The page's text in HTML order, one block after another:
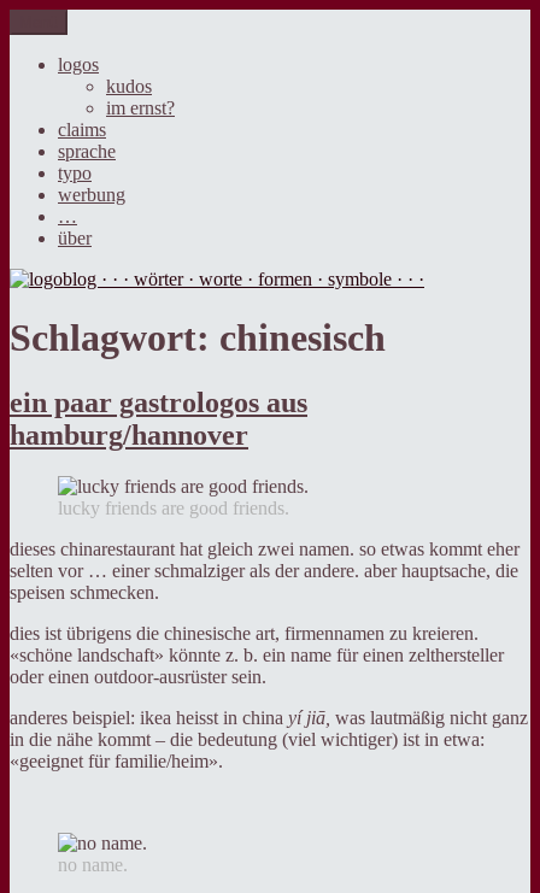
Inhalt
springen
logoblog · · · wörter · worte · formen · symbole · · ·
der blog über sprache, design und werbung.
logos
kudos
im ernst?
claims
sprache
typo
werbung
…
über
Schlagwort: chinesisch
ein paar gastrologos aus
hamburg/hannover
lucky friends are good friends.
dieses chinarestaurant hat gleich zwei namen. so etwas kommt eher
selten vor … einer schmalziger als der andere. aber hauptsache, die
speisen schmecken.
dies ist übrigens die chinesische art, firmennamen zu kreieren.
«schöne landschaft» könnte z. b. ein name für einen zelthersteller
oder einen outdoor-ausrüster sein.
anderes beispiel: ikea heisst in china yí jiā was lautmäßig nicht ganz
in die nähe kommt – die bedeutung (viel wichtiger) ist in etwa:
«geeignet für familie/heim».
no name.